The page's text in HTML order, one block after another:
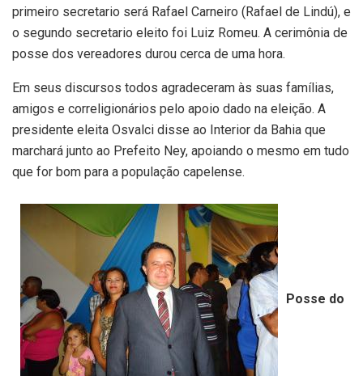
primeiro secretario será Rafael Carneiro (Rafael de Lindú), e
o segundo secretario eleito foi Luiz Romeu. A cerimônia de
posse dos vereadores durou cerca de uma hora.
Em seus discursos todos agradeceram às suas famílias,
amigos e correligionários pelo apoio dado na eleição. A
presidente eleita Osvalci disse ao Interior da Bahia que
marchará junto ao Prefeito Ney, apoiando o mesmo em tudo
que for bom para a população capelense.
Posse do